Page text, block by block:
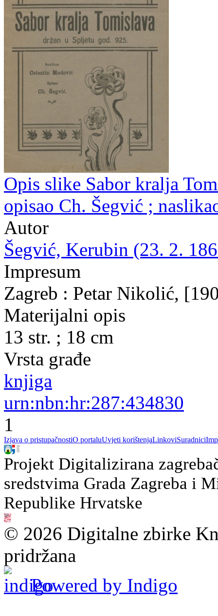
Opis slike Sabor kralja
opisao Ch. Šegvić ;
Autor
Šegvić, Kerubin (23. 2.
Impresum
Zagreb : Petar Nikolić,
Materijalni opis
13 str. ; 18 cm
Vrsta građe
knjiga
urn:nbn:hr:287:434830
1
Izjava o pristupačnostiO portaluUvjeti korištenjaLinkoviSuradnici
Projekt Digitalizirana
sredstvima Grada Zagreba i
Republike Hrvatske
© 2026 Digitalne zbirke
pridržana
Powered by Indigo